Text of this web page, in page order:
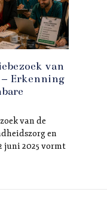
van
– Erkenning
van de
en
juni 2025 vormt